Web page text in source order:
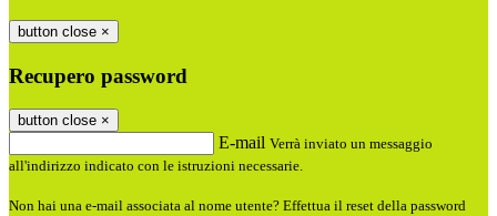
button close ×
Recupero password
button close ×
E-mail Verrà inviato un messaggio
all'indirizzo indicato con le istruzioni necessarie.
Non hai una e-mail associata al nome utente? Effettua il reset della password